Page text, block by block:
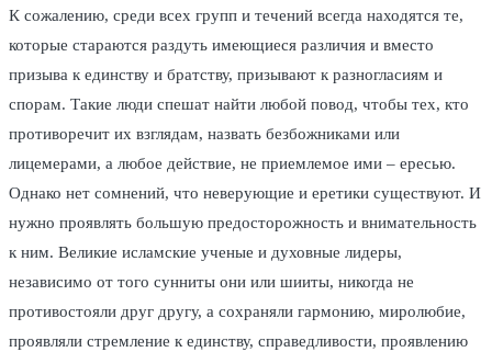
К сожалению, среди всех групп и течений всегда находятся те,
которые стараются раздуть имеющиеся различия и вместо
призыва к единству и братству, призывают к разногласиям и
спорам. Такие люди спешат найти любой повод, чтобы тех, кто
противоречит их взглядам, назвать безбожниками или
лицемерами, а любое действие, не приемлемое ими – ересью.
Однако нет сомнений, что неверующие и еретики существуют. И
нужно проявлять большую предосторожность и внимательность
к ним. Великие исламские ученые и духовные лидеры,
независимо от того сунниты они или шииты, никогда не
противостояли друг другу, а сохраняли гармонию, миролюбие,
проявляли стремление к единству, справедливости, проявлению